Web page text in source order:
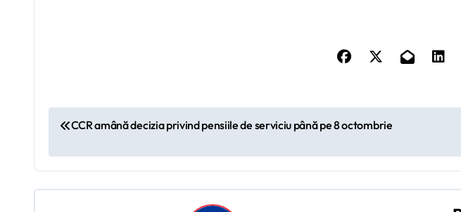
N
a
v
CCR amână decizia privind pensiile de serviciu până pe 8 octombrie